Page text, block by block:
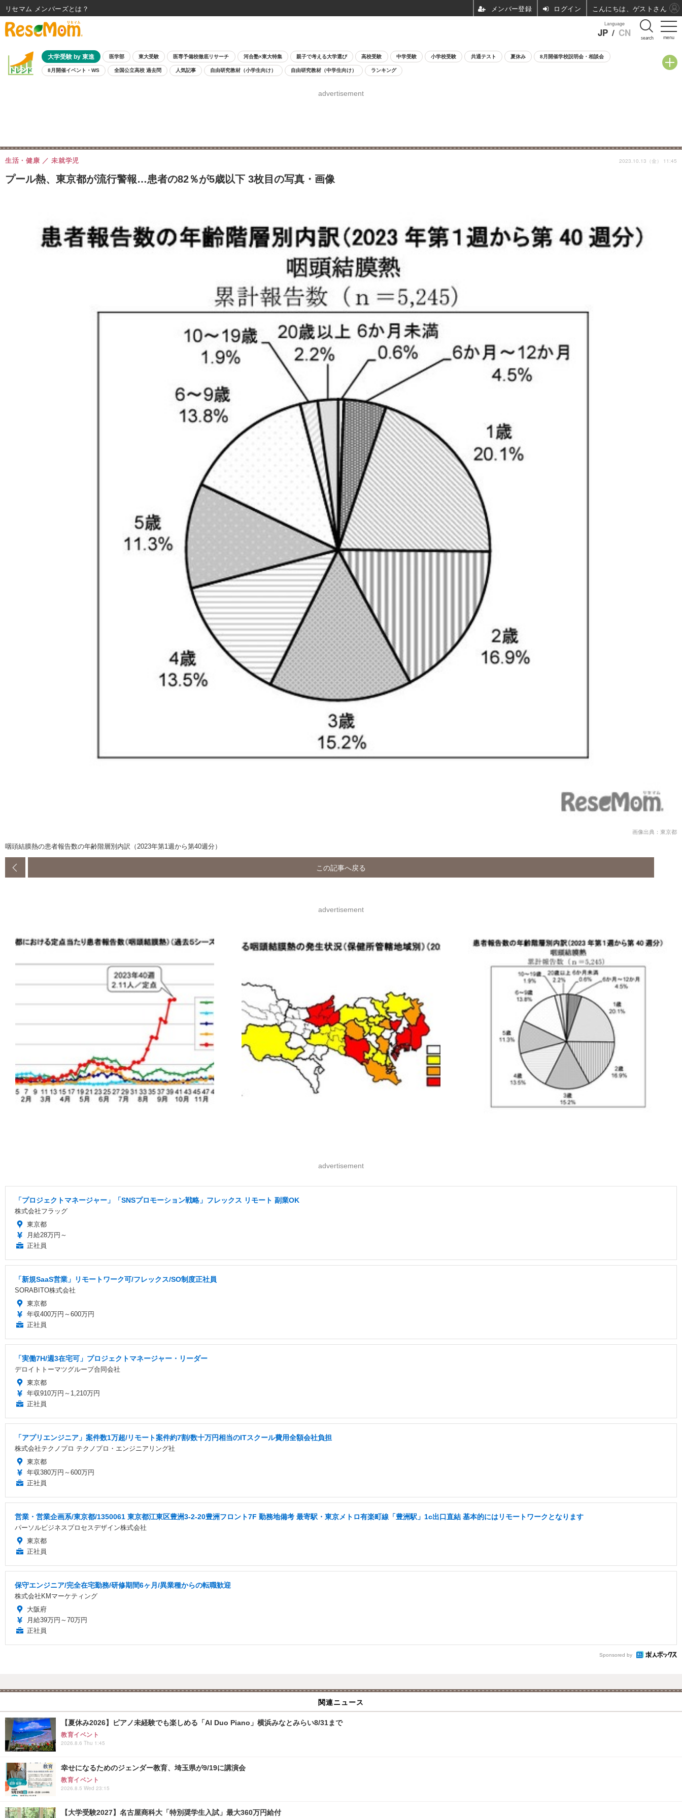
menu
Language
JP / CN search
大学受験 by 東進 医学部 東大受験 医専予備校徹底リサーチ 河合塾×東大特集 親子で考える大学選び 高校受験 中学受験 小学校受験 共通テスト 夏休み 8月開催学校説明会・相談会
8月開催イベント・WS 全国公立高校 過去問 人気記事 自由研究教材（小学生向け） 自由研究教材（中学生向け） ランキング
advertisement
プール熱、東京都が流行警報…患者の82％が5歳以下 3枚目の写真・画像
生活・健康 未就学児 2023.10.13（金） 11:45
画像出典：東京都
咽頭結膜熱の患者報告数の年齢階層別内訳（2023年第1週から第40週分）
この記事へ戻る
advertisement
advertisement
「プロジェクトマネージャー」「SNSプロモーション戦略」フレックス リモート 副業OK
株式会社フラッグ
東京都
月給28万円～
正社員
「新規SaaS営業」リモートワーク可/フレックス/SO制度正社員
SORABITO株式会社
東京都
年収400万円～600万円
正社員
「実働7H/週3在宅可」プロジェクトマネージャー・リーダー
デロイトトーマツグループ合同会社
東京都
年収910万円～1,210万円
正社員
「アプリエンジニア」案件数1万超/リモート案件約7割/数十万円相当のITスクール費用全額会社負担
株式会社テクノプロ テクノプロ・エンジニアリング社
東京都
年収380万円～600万円
正社員
営業・営業企画系/東京都/1350061 東京都江東区豊洲3-2-20豊洲フロント7F 勤務地備考 最寄駅・東京メトロ有楽町線「豊洲駅」1c出口直結 基本的にはリモートワークとなります
パーソルビジネスプロセスデザイン株式会社
東京都
正社員
保守エンジニア/完全在宅勤務/研修期間6ヶ月/異業種からの転職歓迎
株式会社KMマーケティング
大阪府
月給39万円～70万円
正社員
Sponsored by
関連ニュース
【夏休み2026】ピアノ未経験でも楽しめる「AI Duo Piano」横浜みなとみらい8/31まで
教育イベント
2026.8.6 Thu 1:45
幸せになるためのジェンダー教育、埼玉県が9/19に講演会
教育イベント
2026.8.5 Wed 23:15
【大学受験2027】名古屋商科大「特別奨学生入試」最大360万円給付
リセマム メンバーズ ログイン こんにちは、ゲストさん